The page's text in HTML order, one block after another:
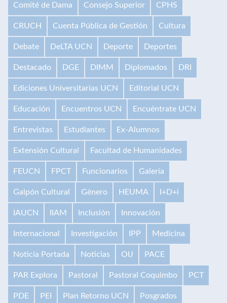
Comité de Dama Consejo Superior CPHS
CRUCH Cuenta Pública de Gestión Cultura
Debate DeLTA UCN Deporte Deportes
Destacado DGE DIMM Diplomados DRI
Ediciones Universitarias UCN Editorial UCN
Educación Encuentros UCN Encuéntrate UCN
Entrevistas Estudiantes Ex-Alumnos
Extensión Cultural Facultad de Humanidades
FEUCN FPCT Funcionarios Galería
Galpón Cultural Género HEUMA I+D+i
IAUCN IIAM Inclusión Innovación
Internacional Investigación IPP Medicina
Noticia Portada Noticias OIJ PACE
PAR Explora Pastoral Pastoral Coquimbo PCT
PDE PEI Plan Retorno UCN Posgrados